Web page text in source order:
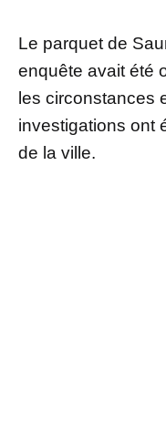
Le parquet de
enquête avait été
les circonstances
investigations ont
de la ville.